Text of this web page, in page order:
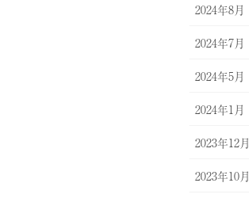
2024年8月
2024年7月
2024年5月
2024年1月
2023年12月
2023年10月